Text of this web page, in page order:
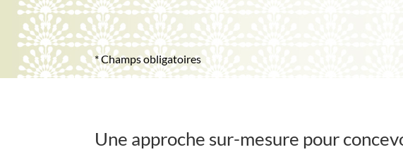
* Champs obligatoires
Une approche sur-mesure pour